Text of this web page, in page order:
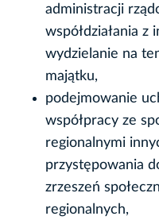
administracji
współdziałania z
wydzielanie na
majątku,
podejmowanie
współpracy ze
regionalnymi
przystępowania
zrzeszeń
regionalnych,